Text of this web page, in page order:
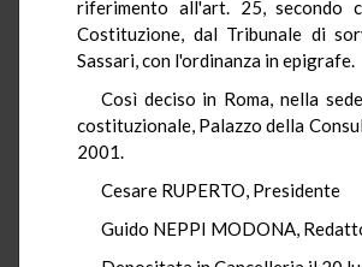
riferimento all'art. 25, secondo
Costituzione, dal Tribunale di
Sassari, con l'ordinanza in epigrafe.
Così deciso in Roma, nella
costituzionale, Palazzo della
2001.
Cesare RUPERTO, Presidente
Guido NEPPI MODONA,